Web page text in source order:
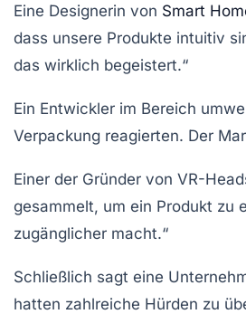
Eine Designerin von Smart
dass unsere Produkte intuitiv
das wirklich begeistert.“
Ein Entwickler im Bereich
Verpackung reagierten. Der
Einer der Gründer von VR-
gesammelt, um ein Produkt zu
zugänglicher macht.“
Schließlich sagt eine
hatten zahlreiche Hürden zu